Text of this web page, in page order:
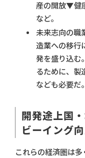
産の開放▼健
など。
未来志向の職
造業への移行
発を盛り込む
るために、製
なども必要だ。
開発途上国
ビーイング
これらの経済圏は多